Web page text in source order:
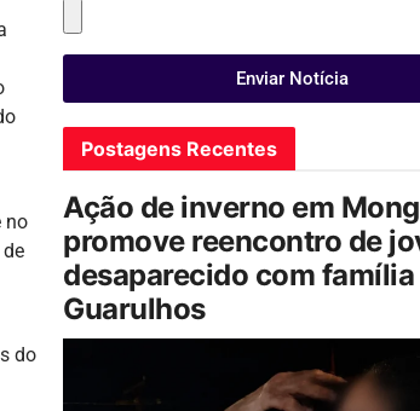
no
do
Enviar Notícia
Postagens Recentes
Ação de inverno em
promove reencontro de
desaparecido com família
Guarulhos